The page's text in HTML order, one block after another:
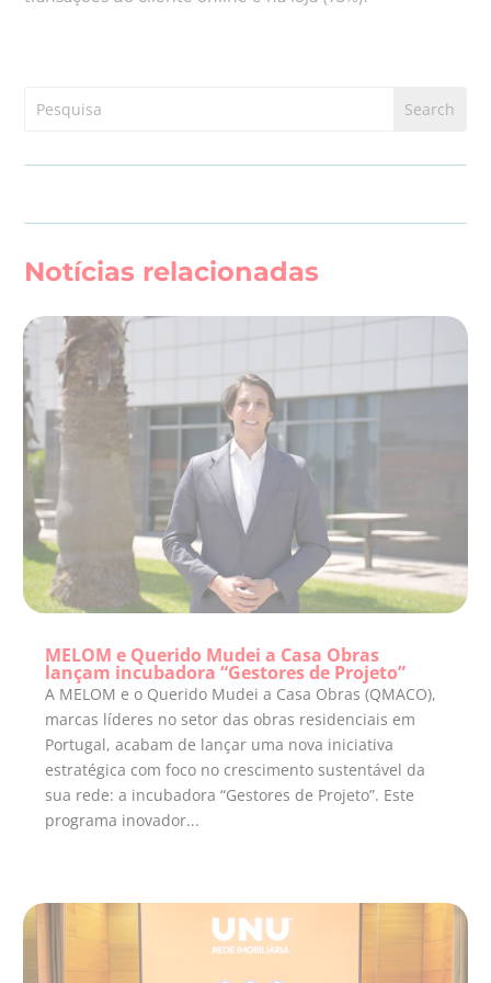
Notícias relacionadas
MELOM e Querido Mudei a Casa Obras
lançam incubadora “Gestores de Projeto”
A MELOM e o Querido Mudei a Casa Obras (QMACO),
marcas líderes no setor das obras residenciais em
Portugal, acabam de lançar uma nova iniciativa
estratégica com foco no crescimento sustentável da
sua rede: a incubadora “Gestores de Projeto”. Este
programa inovador...